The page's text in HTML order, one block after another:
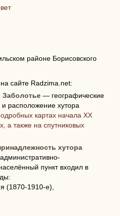
районе Борисовского
сайте Radzima.net:
Заболотье — географические
расположение хутора
картах начала XX
а также на спутниковых
хутора
пункт входил в
(1870-1910-е),